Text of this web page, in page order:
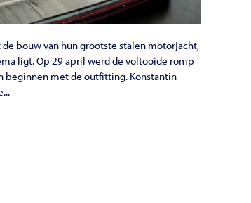
bouw van hun grootste stalen motorjacht,
ligt. Op 29 april werd de voltooide romp
beginnen met de outfitting. Konstantin